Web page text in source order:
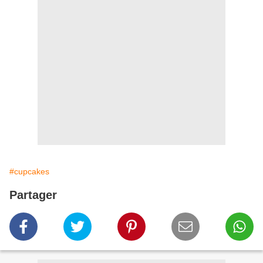
#cupcakes
Partager